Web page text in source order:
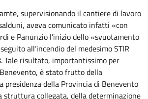
supervisionando il cantiere di lavoro
aveva comunicato infatti «con
e Panunzio l’inizio dello «svuotamento
all’incendio del medesimo STIR
Tale risultato, importantissimo per
è stato frutto della
presidenza della Provincia di Benevento
struttura collegata, della determinazione